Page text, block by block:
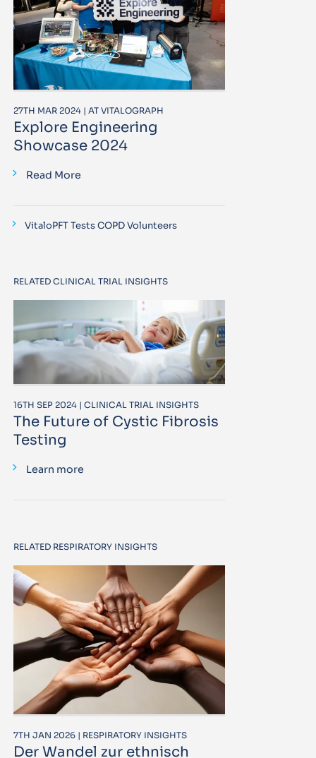
27TH MAR 2024 | AT VITALOGRAPH
Explore Engineering
Showcase 2024
Read More
VitaloPFT Tests COPD Volunteers
RELATED CLINICAL TRIAL INSIGHTS
16TH SEP 2024 | CLINICAL TRIAL INSIGHTS
The Future of Cystic Fibrosis
Testing
Learn more
RELATED RESPIRATORY INSIGHTS
7TH JAN 2026 | RESPIRATORY INSIGHTS
Der Wandel zur ethnisch